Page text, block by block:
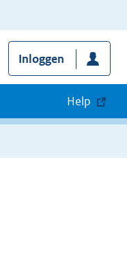
Inloggen
Help